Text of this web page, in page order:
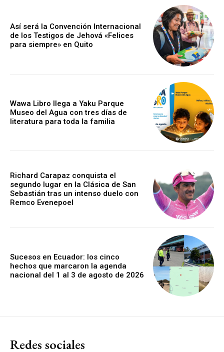
Así será la Convención Internacional
de los Testigos de Jehová «Felices
para siempre» en Quito
Wawa Libro llega a Yaku Parque
Museo del Agua con tres días de
literatura para toda la familia
Richard Carapaz conquista el
segundo lugar en la Clásica de San
Sebastián tras un intenso duelo con
Remco Evenepoel
Sucesos en Ecuador: los cinco
hechos que marcaron la agenda
nacional del 1 al 3 de agosto de 2026
Redes sociales